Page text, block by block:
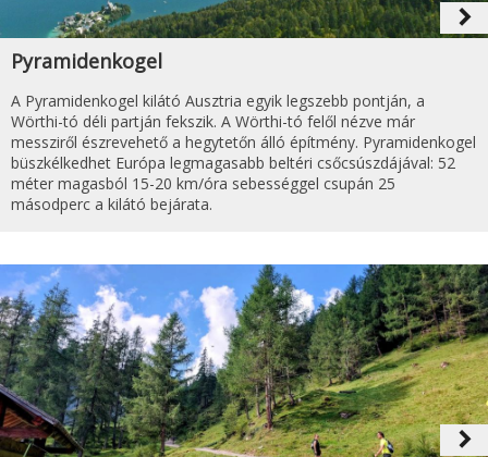
navigate_next
Pyramidenkogel
A Pyramidenkogel kilátó Ausztria egyik legszebb pontján, a
Wörthi-tó déli partján fekszik. A Wörthi-tó felől nézve már
messziről észrevehető a hegytetőn álló építmény. Pyramidenkogel
büszkélkedhet Európa legmagasabb beltéri csőcsúszdájával: 52
méter magasból 15-20 km/óra sebességgel csupán 25
másodperc a kilátó bejárata.
navigate_next